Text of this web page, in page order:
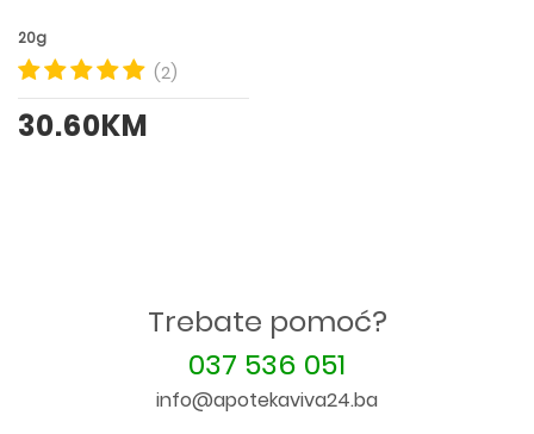
20g
(2)
30.60KM
Trebate pomoć?
037 536 051
info@apotekaviva24.ba